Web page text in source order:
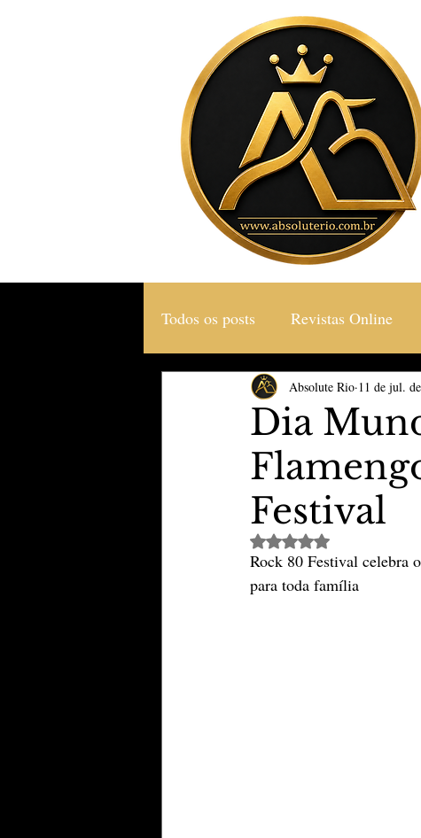
Todos os posts Revistas Online
Gastronomia & Turismo
TheVipClubBusiness
Educação & Tecnologia
Dia
Festival
Absolute Rio 11 de jul.
Avaliado com NaN de 5
Rock 80 Festival celebra
para toda família